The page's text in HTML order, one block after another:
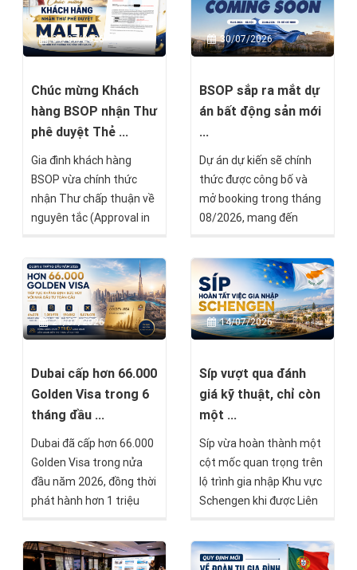
đầu tư tìm kiếm giá trị
bền vững mà BSOP sẽ
chính thức mở bán trong
– cảng biển lớn nhất Hy
Lạp, một trong những
trung tâm hàng hải quan
khu vực đang chuyển
mình mạnh mẽ nhờ sự
sản.
31/07/2026
Chúc mừng Khách
hàng BSOP nhận Thư
phê duyệt Thẻ ...
Gia đình khách hàng
BSOP vừa chính thức
nhận Thư chấp thuận về
nguyên tắc (Approval in
Malta theo chương trình
Malta Permanent
Residence Programme
(MPRP). Đây là cột mốc
quan trọng, đánh dấu
quá trình thẩm định (Due
Diligence) và chỉ còn một
số bước cuối trước khi
vĩnh viễn Malta.
30/07/2026
BSOP sắp ra mắt dự
án bất động sản mới
...
Dự án dự kiến sẽ chính
thức được công bố và
mở booking trong tháng
08/2026, mang đến
tư tại thị trường châu Âu
dành cho các nhà đầu tư
đang tìm kiếm cơ hội đa
dạng hóa tài sản quốc tế.
21/07/2026
Dubai cấp hơn 66.000
Golden Visa trong 6
tháng đầu ...
Dubai đã cấp hơn 66.000
Golden Visa trong nửa
đầu năm 2026, đồng thời
phát hành hơn 1 triệu
xử lý hơn 7 triệu giao dịch
liên quan đến nhập cảnh,
14/07/2026
Síp vượt qua đánh
giá kỹ thuật, chỉ còn
một ...
Síp vừa hoàn thành một
cột mốc quan trọng trên
lộ trình gia nhập Khu vực
Schengen khi được Liên
giá đáp ứng đầy đủ các
yêu cầu kỹ thuật. Đây là